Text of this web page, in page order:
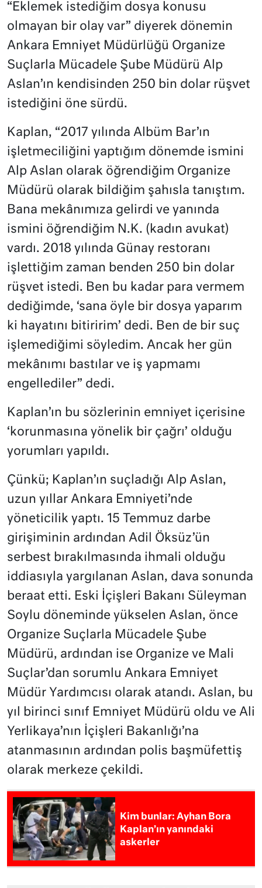
“Eklemek istediğim dosya konusu
olmayan bir olay var” diyerek dönemin
Ankara Emniyet Müdürlüğü Organize
Suçlarla Mücadele Şube Müdürü Alp
Aslan’ın kendisinden 250 bin dolar rüşvet
istediğini öne sürdü.
Kaplan, “2017 yılında Albüm Bar’ın
işletmeciliğini yaptığım dönemde ismini
Alp Aslan olarak öğrendiğim Organize
Müdürü olarak bildiğim şahısla tanıştım.
Bana mekânımıza gelirdi ve yanında
ismini öğrendiğim N.K. (kadın avukat)
vardı. 2018 yılında Günay restoranı
işlettiğim zaman benden 250 bin dolar
rüşvet istedi. Ben bu kadar para vermem
dediğimde, ‘sana öyle bir dosya yaparım
ki hayatını bitiririm’ dedi. Ben de bir suç
işlemediğimi söyledim. Ancak her gün
mekânımı bastılar ve iş yapmamı
engellediler” dedi.
Kaplan’ın bu sözlerinin emniyet içerisine
‘korunmasına yönelik bir çağrı’ olduğu
yorumları yapıldı.
Çünkü; Kaplan’ın suçladığı Alp Aslan,
uzun yıllar Ankara Emniyeti’nde
yöneticilik yaptı. 15 Temmuz darbe
girişiminin ardından Adil Öksüz’ün
serbest bırakılmasında ihmali olduğu
iddiasıyla yargılanan Aslan, dava sonunda
beraat etti. Eski İçişleri Bakanı Süleyman
Soylu döneminde yükselen Aslan, önce
Organize Suçlarla Mücadele Şube
Müdürü, ardından ise Organize ve Mali
Suçlar’dan sorumlu Ankara Emniyet
Müdür Yardımcısı olarak atandı. Aslan, bu
yıl birinci sınıf Emniyet Müdürü oldu ve Ali
Yerlikaya’nın İçişleri Bakanlığı’na
atanmasının ardından polis başmüfettiş
olarak merkeze çekildi.
Kim bunlar: Ayhan Bora
Kaplan’ın yanındaki
askerler